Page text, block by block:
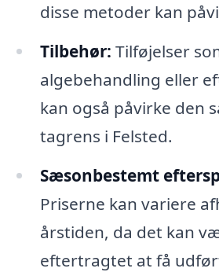
disse metoder kan
Tilbehør: Tilføjelser
algebehandling eller
kan også påvirke den
tagrens i Felsted.
Sæsonbestemt
Priserne kan variere
årstiden, da det kan
eftertragtet at få